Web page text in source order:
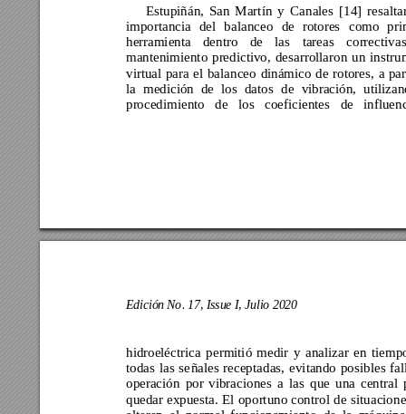
Estupiñán, San Martín y Canales [14]
importancia del balanceo de rotores como
herramienta
dentro de las tareas correc
mantenimiento predictivo, desarrollaron un instru
virtual para el balanceo dinámico de rotores, a
la medición de los datos de vibración,
procedimiento
de los coeficientes de
Edición No. 17, Issue I, Julio 2020
hidroeléctrica permitió medir y analizar en tie
todas las señales receptadas, evitando posibles
operación por vibraciones a las que una central
quedar expuesta. El oportuno control de situacio